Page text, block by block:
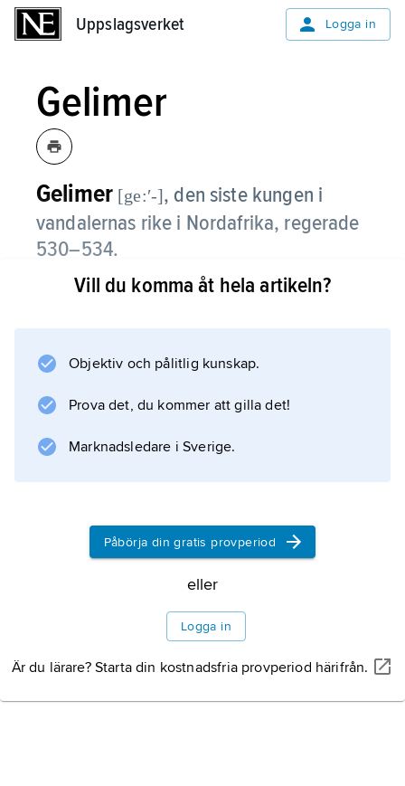
Uppslagsverket Logga in
Gelimer
Gelimer [ge:ʹ-], den siste kungen i
vandalernas rike i Nordafrika, regerade
530–534.
G. störtade 530 den romarvänlige Hilderik,
vandalerna (533). G. besegrades, sändes till
tillbakadraget liv.
Vill du komma åt hela artikeln?
Objektiv och pålitlig kunskap.
Prova det, du kommer att gilla det!
Marknadsledare i Sverige.
Påbörja din gratis provperiod
eller
Logga in
Är du lärare? Starta din kostnadsfria provperiod härifrån.